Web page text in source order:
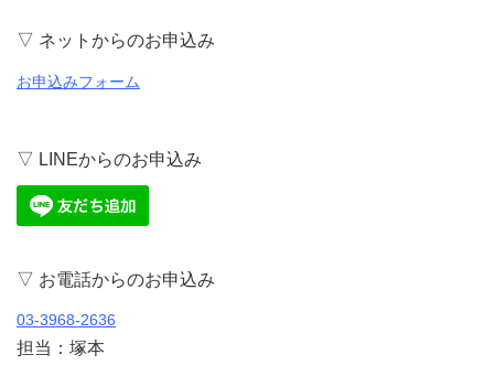
▽ ネットからのお申込み
お申込みフォーム
▽ LINEからのお申込み
▽ お電話からのお申込み
03-3968-2636
担当：塚本